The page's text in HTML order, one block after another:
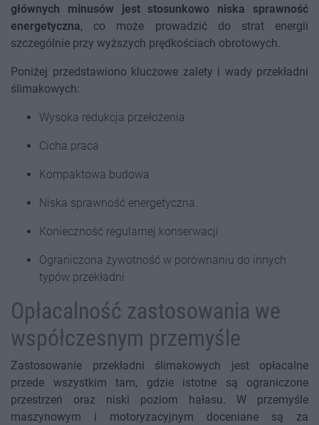
głównych minusów jest stosunkowo niska sprawność
energetyczna, co może prowadzić do strat energii
szczególnie przy wyższych prędkościach obrotowych.
Poniżej przedstawiono kluczowe zalety i wady przekładni
ślimakowych:
Wysoka redukcja przełożenia
Cicha praca
Kompaktowa budowa
Niska sprawność energetyczna
Konieczność regularnej konserwacji
Ograniczona żywotność w porównaniu do innych
typów przekładni
Opłacalność zastosowania we
współczesnym przemyśle
Zastosowanie przekładni ślimakowych jest opłacalne
przede wszystkim tam, gdzie istotne są ograniczone
przestrzeń oraz niski poziom hałasu. W przemyśle
maszynowym i motoryzacyjnym doceniane są za